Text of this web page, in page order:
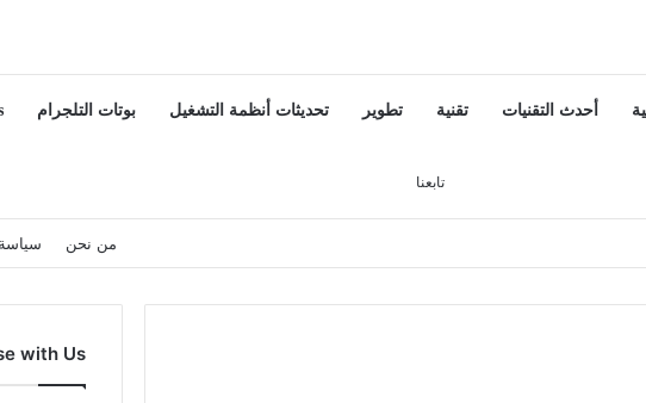
أحدث التقنيات تقنية تطوير تحديثات أنظمة التشغيل بوتات التلجرام
تابعنا
من نحن
with Us